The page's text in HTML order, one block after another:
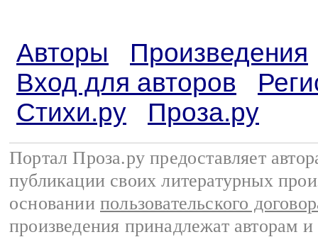
Авторы
Произведения
Вход для авторов
Стихи.ру
Проза.ру
Портал Проза.ру предоставляет
публикации своих литературных
основании пользовательского
произведения принадлежат авторам